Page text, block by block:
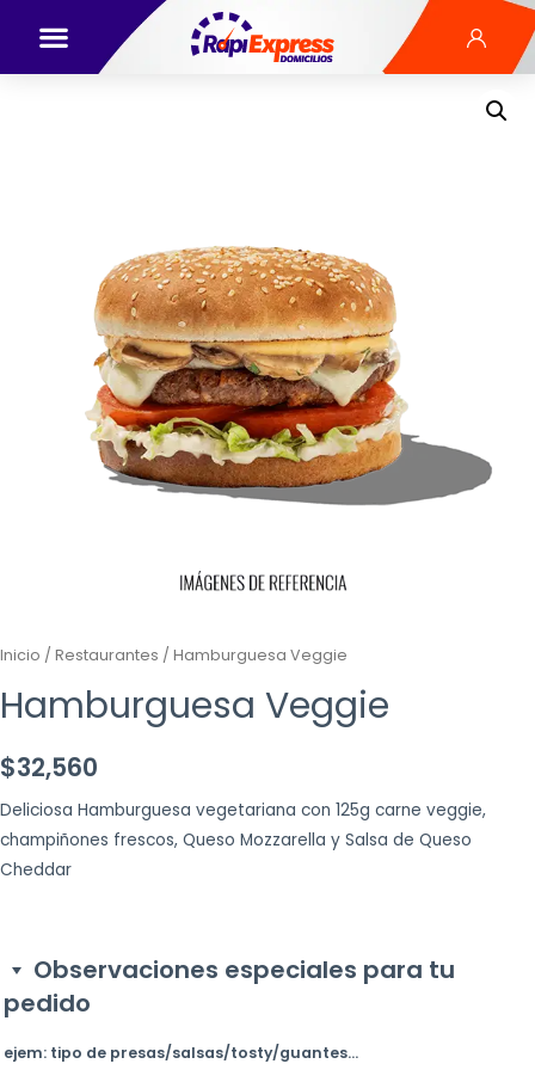
Inicio / Restaurantes / Hamburguesa Veggie
Hamburguesa Veggie
$32,560
Deliciosa Hamburguesa vegetariana con 125g carne veggie,
champiñones frescos, Queso Mozzarella y Salsa de Queso
Cheddar
Observaciones especiales para tu
pedido
ejem: tipo de presas/salsas/tosty/guantes...